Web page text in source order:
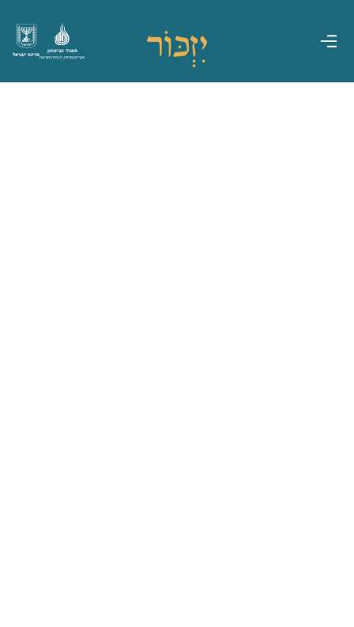
מדינת ישראל
משרד הביטחון
אגף משפחות, הנצחה ומורשת